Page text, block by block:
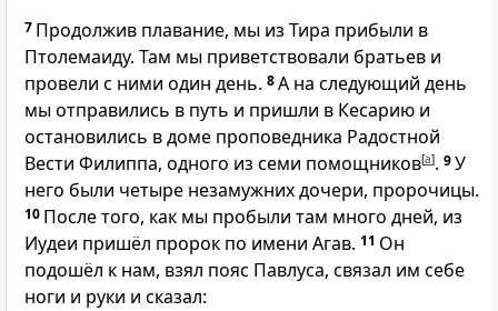
7 Продолжив плавание, мы из Тира прибыли в
Птолемаиду. Там мы приветствовали братьев и
провели с ними один день. 8А на следующий день
мы отправились в путь и пришли в Кесарию и
остановились в доме проповедника Радостной
Вести Филиппа, одного из семи помощников[a]. 9У
него были четыре незамужних дочери, пророчицы.
10 После того, как мы пробыли там много дней, из
Иудеи пришёл пророк по имени Агав. 11 Он
подошёл к нам, взял пояс Павлуса, связал им себе
ноги и руки и сказал: